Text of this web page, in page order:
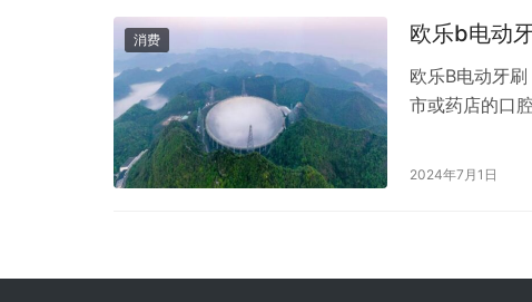
消费 欧乐b电动
欧乐B电动牙
市或药店的口
么，这款备受
2024年7月1日